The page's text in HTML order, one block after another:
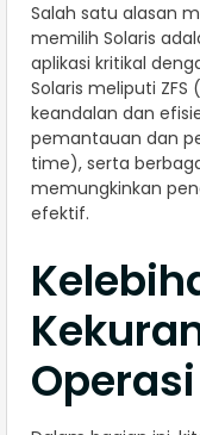
Salah satu alasan
memilih Solaris
aplikasi kritikal
Solaris meliputi
keandalan dan
pemantauan dan
time), serta
memungkinkan
efektif.